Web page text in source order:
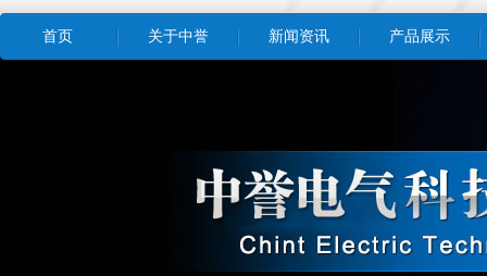
首页 关于中誉 新闻资讯 产品展示